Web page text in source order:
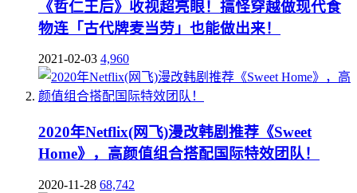
《哲仁王后》收视超亮眼！搞怪穿越做现代食
物连「古代牌麦当劳」也能做出来！
2021-02-03 4,960
2020年Netflix(网飞)漫改韩剧推荐《Sweet
Home》，高颜值组合搭配国际特效团队！
2020-11-28 68,742